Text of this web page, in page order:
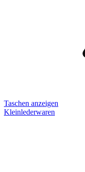
Taschen anzeigen
Kleinlederwaren